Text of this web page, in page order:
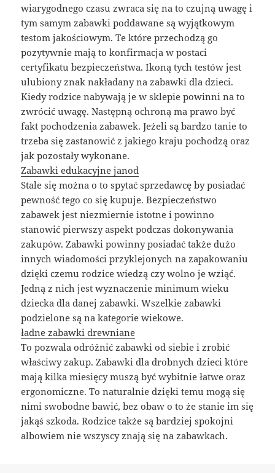
wiarygodnego czasu zwraca się na to czujną uwagę i
tym samym zabawki poddawane są wyjątkowym
testom jakościowym. Te które przechodzą go
pozytywnie mają to konfirmacja w postaci
certyfikatu bezpieczeństwa. Ikoną tych testów jest
ulubiony znak nakładany na zabawki dla dzieci.
Kiedy rodzice nabywają je w sklepie powinni na to
zwrócić uwagę. Następną ochroną ma prawo być
fakt pochodzenia zabawek. Jeżeli są bardzo tanie to
trzeba się zastanowić z jakiego kraju pochodzą oraz
jak pozostały wykonane.
Zabawki edukacyjne janod
Stale się można o to spytać sprzedawcę by posiadać
pewność tego co się kupuje. Bezpieczeństwo
zabawek jest niezmiernie istotne i powinno
stanowić pierwszy aspekt podczas dokonywania
zakupów. Zabawki powinny posiadać także dużo
innych wiadomości przyklejonych na zapakowaniu
dzięki czemu rodzice wiedzą czy wolno je wziąć.
Jedną z nich jest wyznaczenie minimum wieku
dziecka dla danej zabawki. Wszelkie zabawki
podzielone są na kategorie wiekowe.
ładne zabawki drewniane
To pozwala odróżnić zabawki od siebie i zrobić
właściwy zakup. Zabawki dla drobnych dzieci które
mają kilka miesięcy muszą być wybitnie łatwe oraz
ergonomiczne. To naturalnie dzięki temu mogą się
nimi swobodne bawić, bez obaw o to że stanie im się
jakąś szkoda. Rodzice także są bardziej spokojni
albowiem nie wszyscy znają się na zabawkach.